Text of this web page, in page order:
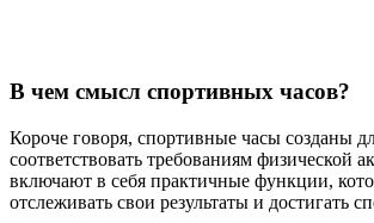
В чем смысл спортивных часов?
Короче говоря, спортивные часы созданы
соответствовать требованиям физической
включают в себя практичные функции,
отслеживать свои результаты и достигать